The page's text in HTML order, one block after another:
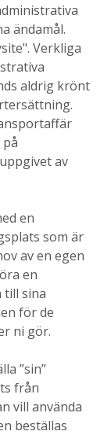
ändamål.
Verkliga
aldrig krönt
av
en
som är
av en egen
en
till sina
för de
ni gör.
”sin”
från
vill använda
beställas